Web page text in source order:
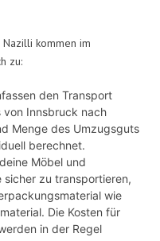
kommen im
zu:
den Transport
von Innsbruck nach
Menge des Umzugsguts
berechnet.
Möbel und
sicher zu transportieren,
wie
Die Kosten für
in der Regel